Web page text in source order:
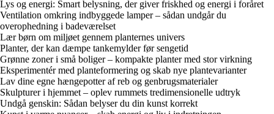
Lys og energi: Smart belysning, der giver friskhed og energi i foråret
Ventilation omkring indbyggede lamper – sådan undgår du
overophedning i badeværelset
Lær børn om miljøet gennem planternes univers
Planter, der kan dæmpe tankemylder før sengetid
Grønne zoner i små boliger – kompakte planter med stor virkning
Eksperimentér med planteformering og skab nye plantevarianter
Lav dine egne hængepotter af reb og genbrugsmaterialer
Skulpturer i hjemmet – oplev rummets tredimensionelle udtryk
Undgå genskin: Sådan belyser du din kunst korrekt